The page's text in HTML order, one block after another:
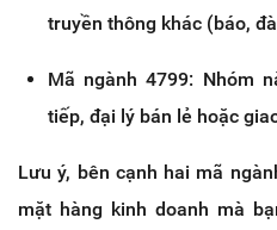
truyền thông khác (báo,
Mã ngành 4799: Nhóm
tiếp, đại lý bán lẻ hoặc
Lưu ý, bên cạnh hai mã
mặt hàng kinh doanh mà